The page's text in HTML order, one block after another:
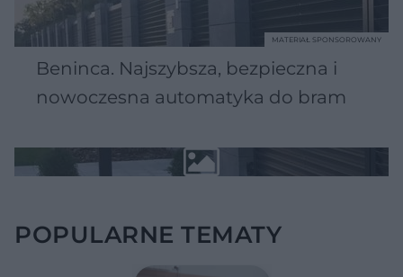
Beninca. Najszybsza, bezpieczna i
nowoczesna automatyka do bram
MATERIAŁ SPONSOROWANY
POPULARNE TEMATY